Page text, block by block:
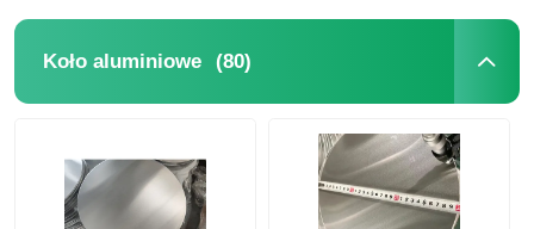
Produkty
Koło aluminiowe (80)